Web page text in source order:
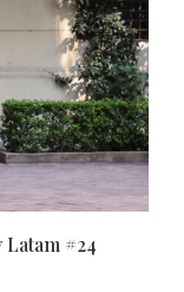
#24